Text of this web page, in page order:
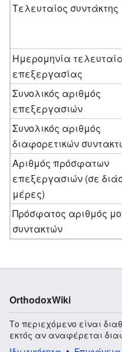
Τελευταίος συντάκτης
Ημερομηνία
επεξεργασίας
Συνολικός αριθμός
επεξεργασιών
Συνολικός αριθμός
διαφορετικών
Αριθμός πρόσφατων
επεξεργασιών (σε
μέρες)
Πρόσφατος αριθμός
συντακτών
OrthodoxWiki
Το περιεχόμενο είναι
εκτός αν αναφέρεται